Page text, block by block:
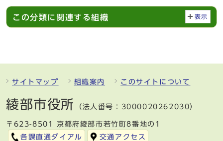
この分類に関連する組織 表示
サイトマップ 組織案内 このサイトについて
綾部市役所 （法人番号：3000020262030）
〒623-8501 京都府綾部市若竹町8番地の1
各課直通ダイアル
交通アクセス